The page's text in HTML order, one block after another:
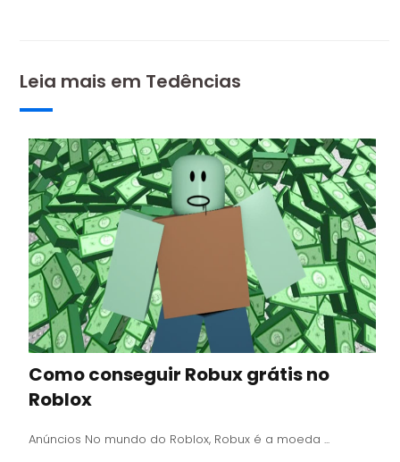
Leia mais em Tedências
Como conseguir Robux grátis no
Roblox
Anúncios No mundo do Roblox, Robux é a moeda ...